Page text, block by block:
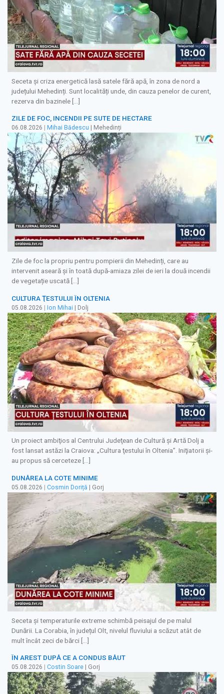
Seceta și criza energetică lasă satele fără apă, în zona de nord a
județului Mehedinți. Sunt localități unde, din cauza penelor de curent,
rezerva din bazinele […]
ZILE DE FOC, INCENDII PE SUTE DE HECTARE
06.08.2026 Mihai Bădescu | Mehedinți
Zile de foc la propriu pentru pompierii din Mehedinți, care au
intervenit aseară și în toată după-amiaza zilei de ieri la două incendii
de vegetație uscată […]
CULTURA ŢESTULUI ÎN OLTENIA
05.08.2026 | Ion Mihai | Dolj
Un proiect ambiţios al Centrului Judeţean de Cultură şi Artă Dolj a
fost lansat astăzi la Craiova: „Cultura ţestului în Oltenia”. Iniţiatorii şi-
au propus să cerceteze […]
DUNĂREA LA COTE MINIME
05.08.2026 | Cosmin Doriță | Gorj
Seceta și temperaturile extreme schimbă peisajul de pe malul
Dunării. La Corabia, în județul Olt, nivelul fluviului a scăzut atât de
mult încât zeci de bărci […]
ÎN AREST DUPĂ CE A CONDUS BĂUT
05.08.2026 Costin Soare | Gorj